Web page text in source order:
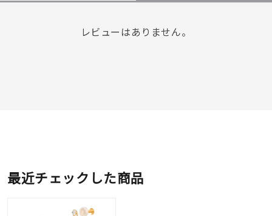
レビューはありません。
最近チェックした商品